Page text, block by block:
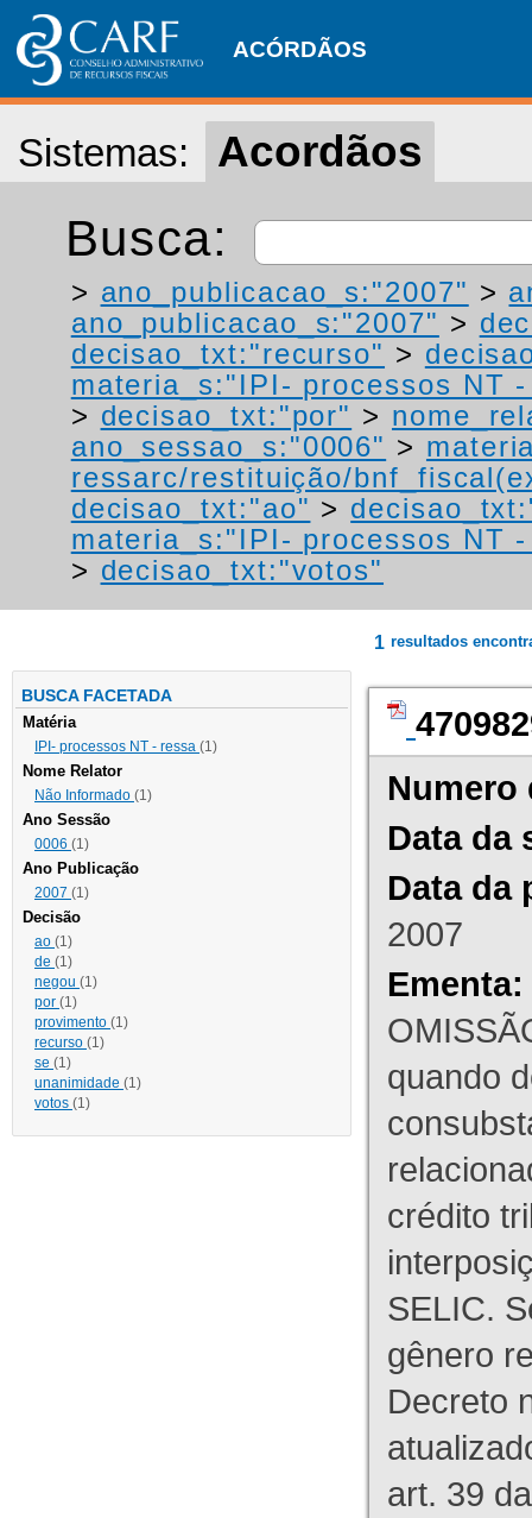
ACÓRDÃOS
Sistemas: Acordãos
Busca:
> ano_publicacao_s:"2007" >
ano_publicacao_s:"2007" >
decisao_txt:"recurso" >
materia_s:"IPI- processos NT
> decisao_txt:"por" >
ano_sessao_s:"0006" >
ressarc/restituição/
decisao_txt:"ao" >
materia_s:"IPI- processos NT
> decisao_txt:"votos"
BUSCA FACETADA
Matéria
IPI- processos NT - ressa (1)
Nome Relator
Não Informado (1)
Ano Sessão
0006 (1)
Ano Publicação
2007 (1)
Decisão
ao (1)
de (1)
negou (1)
por (1)
provimento (1)
recurso (1)
se (1)
unanimidade (1)
votos (1)
1 resultados
Numero
Data da
Data da
2007
Ementa:
quando
crédito
SELIC.
gênero
Decreto
art. 39